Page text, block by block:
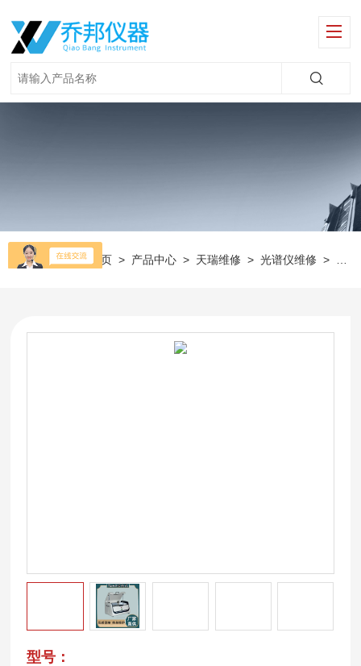
当前位置： 首页 > 产品中心 > 天瑞维修 >光谱仪维修 >
型号：